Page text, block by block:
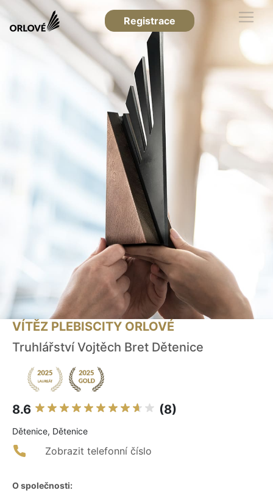
Registrace
VÍTĚZ PLEBISCITY ORLOVÉ
Truhlářství Vojtěch Bret Dětenice
8.6 (8)
Dětenice, Dětenice
Zobrazit telefonní číslo
O společnosti: